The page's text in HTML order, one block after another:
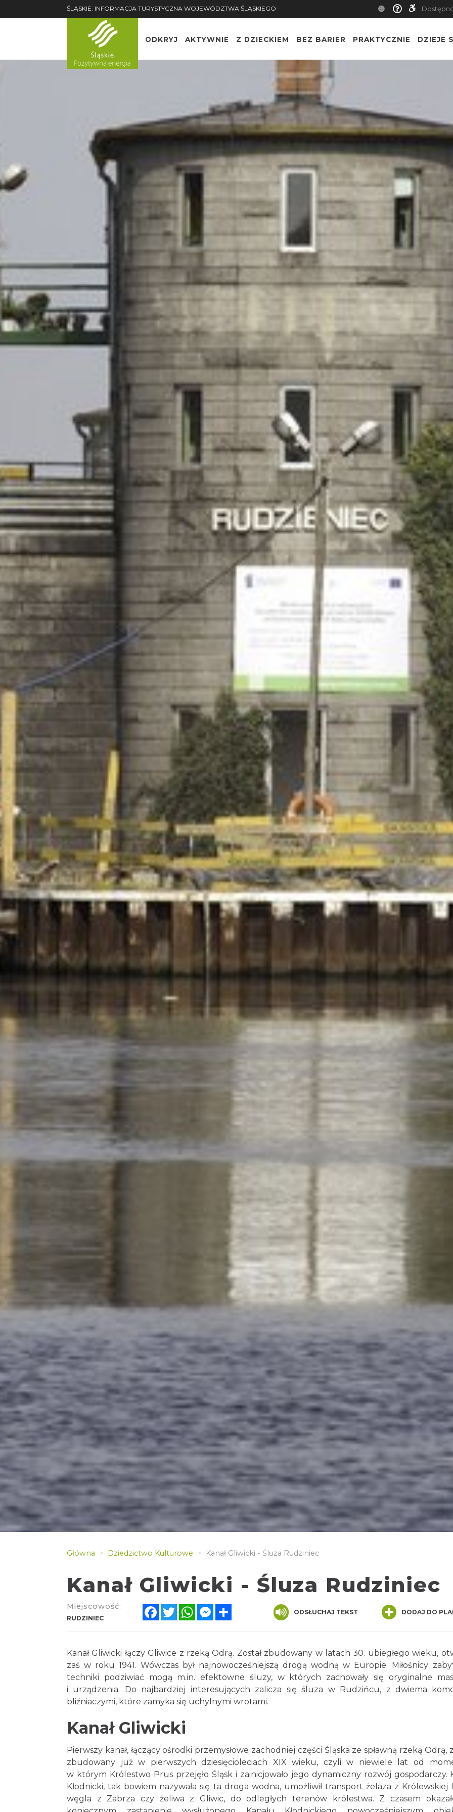
ŚLĄSKIE. INFORMACJA TURYSTYCZNA WOJEWÓDZTWA ŚLĄSKIEGO
ODKRYJ AKTYWNIE Z DZIECKIEM BEZ BARIER PRAKTYCZNIE DZIEJE
Główna Dziedzictwo Kulturowe Kanał Gliwicki - Śluza Rudziniec
Kanał Gliwicki - Śluza Rudziniec
Miejscowość:
RUDZINIEC
FacebookTwitterWhatsAppMessenger ODSŁUCHAJ TEKST DODAJ DO
Kanał Gliwicki łączy Gliwice z rzeką Odrą. Został zbudowany w latach 30. ubiegłego wieku,
zaś w roku 1941. Wówczas był najnowocześniejszą drogą wodną w Europie. Miłośnicy
techniki podziwiać mogą m.in. efektowne śluzy, w których zachowały się oryginalne
i urządzenia. Do najbardziej interesujących zalicza się śluza w Rudzińcu, z dwiema
bliźniaczymi, które zamyka się uchylnymi wrotami.
Kanał Gliwicki
Pierwszy kanał, łączący ośrodki przemysłowe zachodniej części Śląska ze spławną rzeką Odrą,
zbudowany już w pierwszych dziesięcioleciach XIX wieku, czyli w niewiele lat od
w którym Królestwo Prus przejęło Śląsk i zainicjowało jego dynamiczny rozwój gospodarczy.
Kłodnicki, tak bowiem nazywała się ta droga wodna, umożliwił transport żelaza z Królewskiej
węgla z Zabrza czy żeliwa z Gliwic, do odległych terenów królestwa. Z czasem